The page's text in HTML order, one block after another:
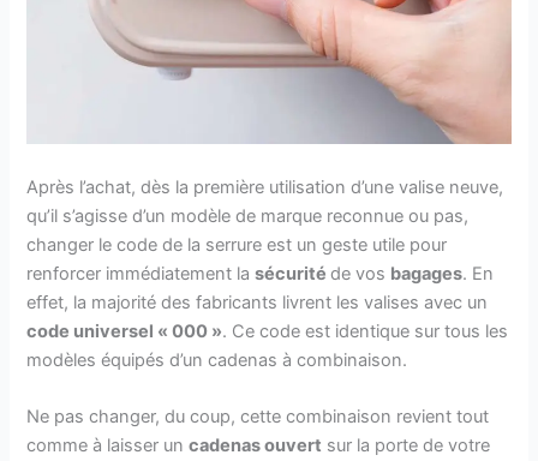
Après l’achat, dès la première utilisation d’une valise neuve,
qu’il s’agisse d’un modèle de marque reconnue ou pas,
changer le code de la serrure est un geste utile pour
renforcer immédiatement lasécuritéde vos bagages. En
effet, la majorité des fabricants livrent les valises avec un
code universel « 000 ». Ce code est identique sur tous les
modèles équipés d’un cadenas à combinaison.
Ne pas changer, du coup, cette combinaison revient tout
comme à laisser uncadenas ouvert sur la porte de votre